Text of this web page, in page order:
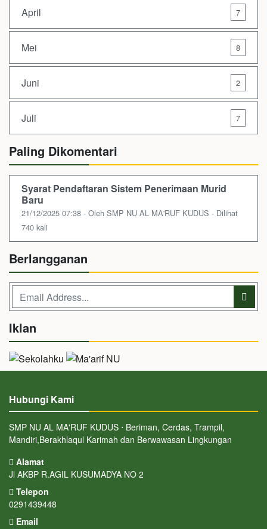
April 7
Mei 8
Juni 2
Juli 7
Paling Dikomentari
Syarat Pendaftaran Sistem Penerimaan Murid
Baru
21/12/2025 07:38 - Oleh SMP NU AL MA'RUF KUDUS - Dilihat
740 kali
Berlangganan
Iklan
Hubungi Kami
SMP NU AL MA'RUF KUDUS ⋅ Beriman, Cerdas, Trampil,
Mandiri,Berakhlaqul Karimah dan Berwawasan Lingkungan
Alamat
Jl AKBP R.AGIL KUSUMADYA NO 2
Telepon
0291439448
Email